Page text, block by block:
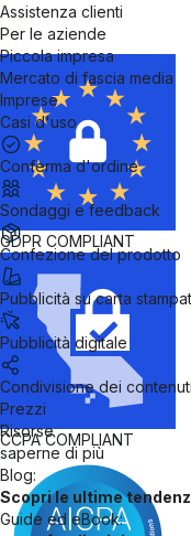
Assistenza clienti
Per le aziende
Piccola impresa
Mercato di fascia media
Imprese
Casi d'uso
Conferma d'ordine
Sondaggi e feedback
Confezione del prodotto
Pubblicità su carta
Pubblicità digitale
Condivisione dei contenuti
Prezzi
Risorse
saperne di più
Blog:
Scopri le ultime
Guide ed eBook:
GDPR COMPLIANT
CCPACOMPLIANT